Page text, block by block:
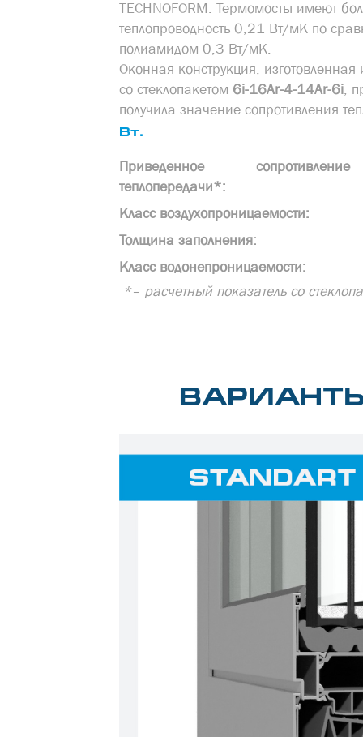
TECHNOFORM. Термомосты имеют
теплопроводность 0,21 Вт/мК по
полиамидом 0,3 Вт/мК.
Оконная конструкция,
со стеклопакетом 6i-16Ar-4-14Ar-6i,
получила значение сопротивления
Вт.
Приведенное сопротивление
теплопередачи*:
Класс воздухопроницаемости:
Толщина заполнения:
Класс водонепроницаемости:
*– расчетный показатель со